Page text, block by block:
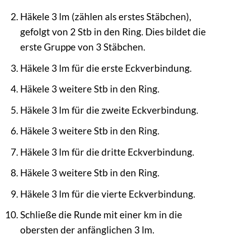
Häkele 3 lm (zählen als erstes Stäbchen),
gefolgt von 2 Stb in den Ring. Dies bildet die
erste Gruppe von 3 Stäbchen.
Häkele 3 lm für die erste Eckverbindung.
Häkele 3 weitere Stb in den Ring.
Häkele 3 lm für die zweite Eckverbindung.
Häkele 3 weitere Stb in den Ring.
Häkele 3 lm für die dritte Eckverbindung.
Häkele 3 weitere Stb in den Ring.
Häkele 3 lm für die vierte Eckverbindung.
Schließe die Runde mit einer km in die
obersten der anfänglichen 3 lm.